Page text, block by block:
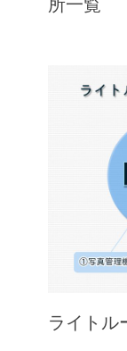
所一覧
ライトル